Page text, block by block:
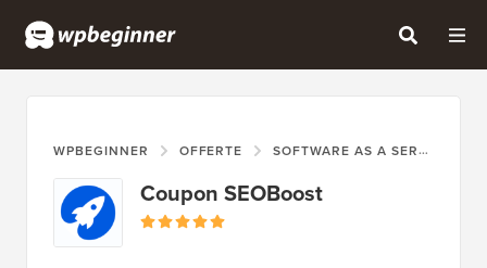
WPBEGINNER OFFERTE SOFTWARE AS A SERVICE (SAAS)
Coupon SEOBoost